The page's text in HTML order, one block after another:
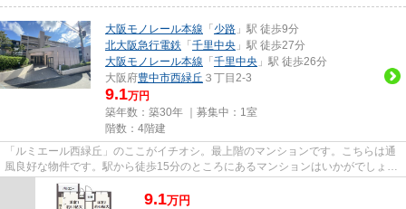
大阪モノレール本線 「 少路 」駅 徒歩9分
北大阪急行電鉄 「 千里中央 」駅 徒歩27分
大阪モノレール本線 「 千里中央 」駅 徒歩26分
大阪府豊中市西緑丘 ３丁目2-3
9.1万円
築年数：築30年 ｜募集中： 1室
階数：4階建
「ルミエール西緑丘」のここがイチオシ。最上階のマンションです。こちらは通
風良好な物件です。駅から徒歩15分のところにあるマンションはいかがでしょう
か。豊中市エリアにある賃貸...
9.1万円